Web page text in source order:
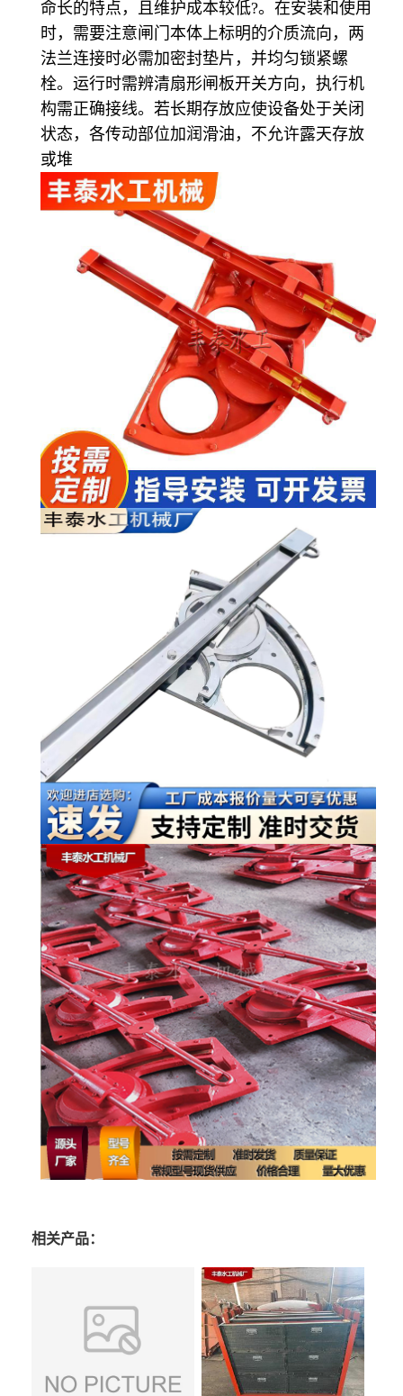
命长的特点，且维护成本较低?。在安装和使用
时，需要注意闸门本体上标明的介质流向，两
法兰连接时必需加密封垫片，并均匀锁紧螺
栓。运行时需辨清扇形闸板开关方向，执行机
构需正确接线。若长期存放应使设备处于关闭
状态，各传动部位加润滑油，不允许露天存放
或堆
相关产品：